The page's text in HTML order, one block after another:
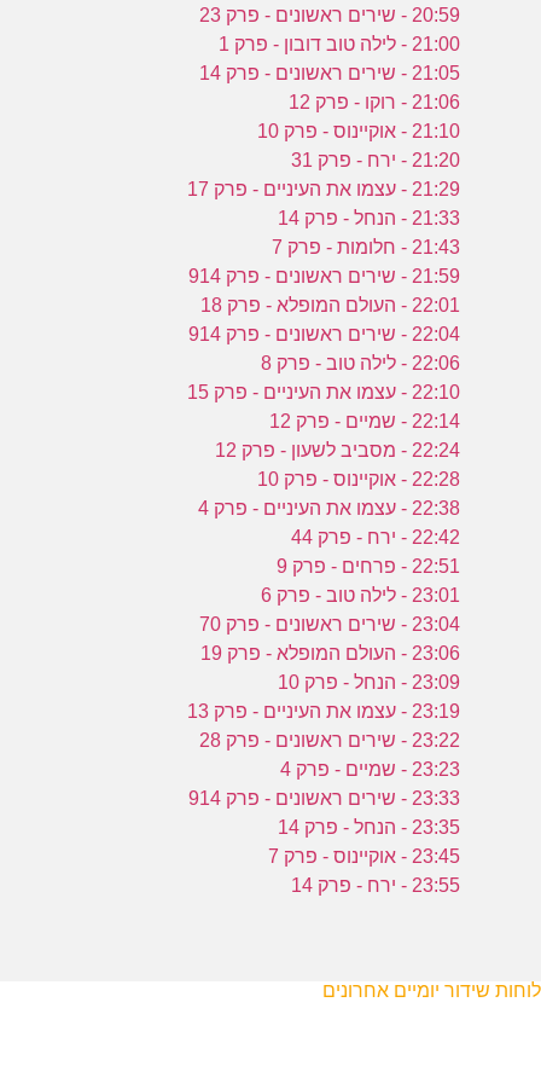
20:59 - שירים ראשונים - פרק 23
21:00 - לילה טוב דובון - פרק 1
21:05 - שירים ראשונים - פרק 14
21:06 - רוקו - פרק 12
21:10 - אוקיינוס - פרק 10
21:20 - ירח - פרק 31
21:29 - עצמו את העיניים - פרק 17
21:33 - הנחל - פרק 14
21:43 - חלומות - פרק 7
21:59 - שירים ראשונים - פרק 914
22:01 - העולם המופלא - פרק 18
22:04 - שירים ראשונים - פרק 914
22:06 - לילה טוב - פרק 8
22:10 - עצמו את העיניים - פרק 15
22:14 - שמיים - פרק 12
22:24 - מסביב לשעון - פרק 12
22:28 - אוקיינוס - פרק 10
22:38 - עצמו את העיניים - פרק 4
22:42 - ירח - פרק 44
22:51 - פרחים - פרק 9
23:01 - לילה טוב - פרק 6
23:04 - שירים ראשונים - פרק 70
23:06 - העולם המופלא - פרק 19
23:09 - הנחל - פרק 10
23:19 - עצמו את העיניים - פרק 13
23:22 - שירים ראשונים - פרק 28
23:23 - שמיים - פרק 4
23:33 - שירים ראשונים - פרק 914
23:35 - הנחל - פרק 14
23:45 - אוקיינוס - פרק 7
23:55 - ירח - פרק 14
לוחות שידור יומיים אחרונים